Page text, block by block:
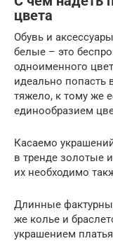
цвета
Обувь и
белые – это
одноименного
идеально попасть
тяжело, к тому же
единообразием
Касаемо
в тренде золотые
их необходимо
Длинные
же колье и
украшением